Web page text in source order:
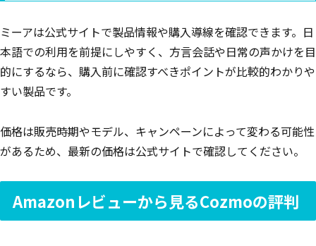
ミーアは公式サイトで製品情報や購入導線を確認できます。日
本語での利用を前提にしやすく、方言会話や日常の声かけを目
的にするなら、購入前に確認すべきポイントが比較的わかりや
すい製品です。
価格は販売時期やモデル、キャンペーンによって変わる可能性
があるため、最新の価格は公式サイトで確認してください。
Amazonレビューから見るCozmoの評判